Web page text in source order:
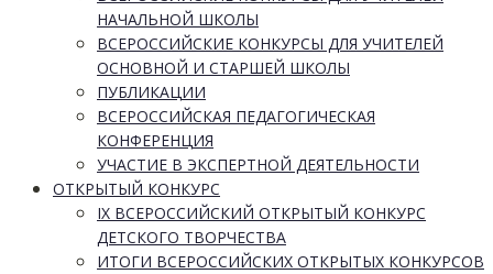
НАЧАЛЬНОЙ ШКОЛЫ
ВСЕРОССИЙСКИЕ КОНКУРСЫ ДЛЯ УЧИТЕЛЕЙ
ОСНОВНОЙ И СТАРШЕЙ ШКОЛЫ
ПУБЛИКАЦИИ
ВСЕРОССИЙСКАЯ ПЕДАГОГИЧЕСКАЯ
КОНФЕРЕНЦИЯ
УЧАСТИЕ В ЭКСПЕРТНОЙ ДЕЯТЕЛЬНОСТИ
ОТКРЫТЫЙ КОНКУРС
IX ВСЕРОССИЙСКИЙ ОТКРЫТЫЙ КОНКУРС
ДЕТСКОГО ТВОРЧЕСТВА
ИТОГИ ВСЕРОССИЙСКИХ ОТКРЫТЫХ КОНКУРСОВ